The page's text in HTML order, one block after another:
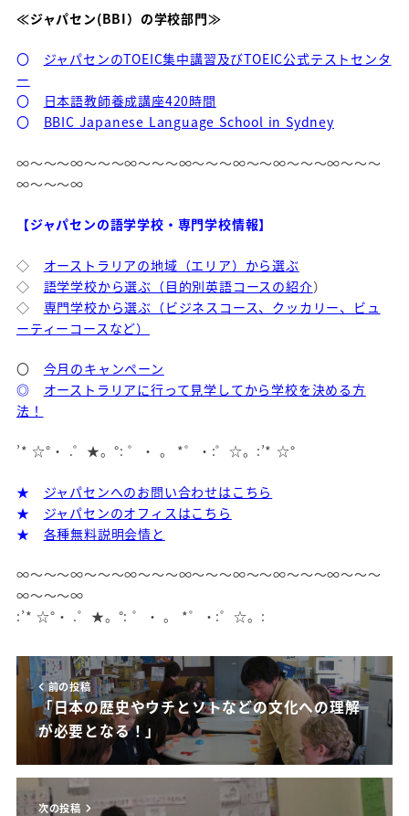
≪ジャパセン(BBI）の学校部門≫
〇
ジャパセンのTOEIC集中講習及びTOEIC公式テストセンタ
ー
〇
日本語教師養成講座420時間
〇
BBIC Japanese Language School in Sydney
∞～～～∞～～～∞～～～∞～～～∞～～∞～～～∞～～～
∞～～～∞
【ジャパセンの語学学校・専門学校情報】
◇ オーストラリアの地域（エリア）から選ぶ
◇ 語学学校から選ぶ（目的別英語コースの紹介）
◇ 専門学校から選ぶ（ビジネスコース、クッカリー、ビュ
ーティーコースなど）
〇 今月のキャンペーン
◎
オーストラリアに行って見学してから学校を決める方
法！
’* ☆°・ .゜★。°: ゜・ 。 *゜・:゜☆。:’* ☆°
★
ジャパセンへのお問い合わせはこちら
★
ジャパセンのオフィスはこちら
★
各種無料説明会情と
∞～～～∞～～～∞～～～∞～～～∞～～∞～～～∞～～～
∞～～～∞
:’* ☆°・ .゜★。°: ゜・ 。 *゜・:゜☆。:
前の投稿
「日本の歴史やウチとソトなどの文化への理解
が必要となる！」
次の投稿